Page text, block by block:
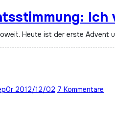
Heute ist der erste Advent
2012/12/02 7 Kommentare